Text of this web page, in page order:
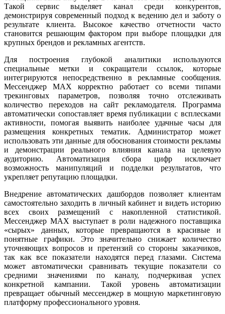
Такой сервис выделяет канал среди конкурентов,
демонстрируя современный подход к ведению дел и заботу о
результате клиента. Высокое качество отчетности часто
становится решающим фактором при выборе площадки для
крупных брендов и рекламных агентств.
Для построения глубокой аналитики используются
специальные метки и сокращатели ссылок, которые
интегрируются непосредственно в рекламные сообщения.
Мессенджер MAX корректно работает со всеми типами
трекинговых параметров, позволяя точно отслеживать
количество переходов на сайт рекламодателя. Программа
автоматически сопоставляет время публикации с всплесками
активности, помогая выявить наиболее удачные часы для
размещения конкретных тематик. Администратор может
использовать эти данные для обоснования стоимости рекламы
и демонстрации реального влияния канала на целевую
аудиторию. Автоматизация сбора цифр исключает
возможность манипуляций и подделки результатов, что
укрепляет репутацию площадки.
Внедрение автоматических дашбордов позволяет клиентам
самостоятельно заходить в личный кабинет и видеть историю
всех своих размещений с накопленной статистикой.
Мессенджер MAX выступает в роли надежного поставщика
«сырых» данных, которые превращаются в красивые и
понятные графики. Это значительно снижает количество
уточняющих вопросов и претензий со стороны заказчиков,
так как все показатели находятся перед глазами. Система
может автоматически сравнивать текущие показатели со
средними значениями по каналу, подчеркивая успех
конкретной кампании. Такой уровень автоматизации
превращает обычный мессенджер в мощную маркетинговую
платформу профессионального уровня.